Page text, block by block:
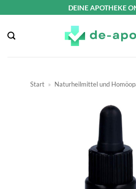
springen
DEINE APOTHEKE
Start » Naturheilmittel und